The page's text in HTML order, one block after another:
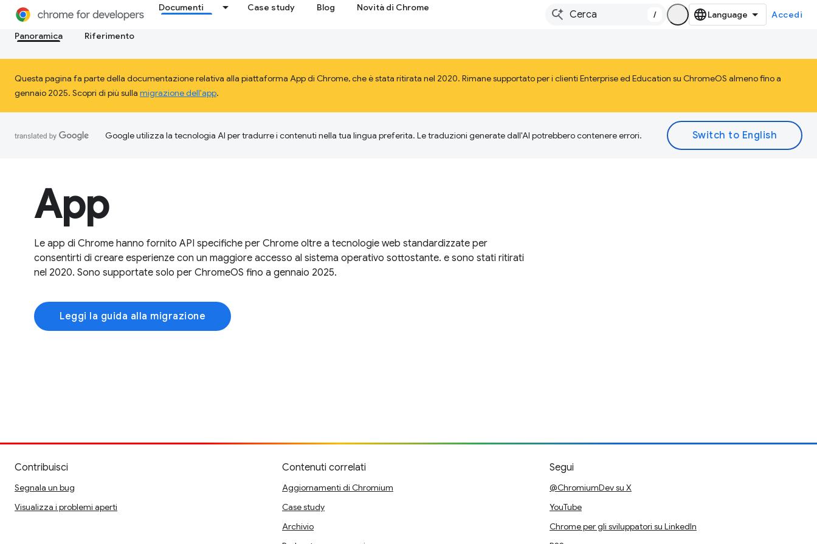
Documenti Case study Blog Novità di Chrome
/
Accedi
Panoramica
Riferimento
Questa pagina fa parte della documentazione relativa alla piattaforma App di Chrome, che è stata ritirata nel 2020. Rimane supportato per i clienti Enterprise ed Education su ChromeOS almeno fino a
gennaio 2025. Scopri di più sulla migrazione dell'app.
Google utilizza la tecnologia AI per tradurre i contenuti nella tua lingua preferita. Le traduzioni generate dall'AI potrebbero contenere errori.
App
Le app di Chrome hanno fornito API specifiche per Chrome oltre a tecnologie web standardizzate per
consentirti di creare esperienze con un maggiore accesso al sistema operativo sottostante. e sono stati ritirati
nel 2020. Sono supportate solo per ChromeOS fino a gennaio 2025.
Leggi la guida alla migrazione
Contribuisci
Segnala un bug
Visualizza i problemi aperti
Contenuti correlati
Aggiornamenti di Chromium
Case study
Archivio
Segui
@ChromiumDev su X
YouTube
Chrome per gli sviluppatori su LinkedIn